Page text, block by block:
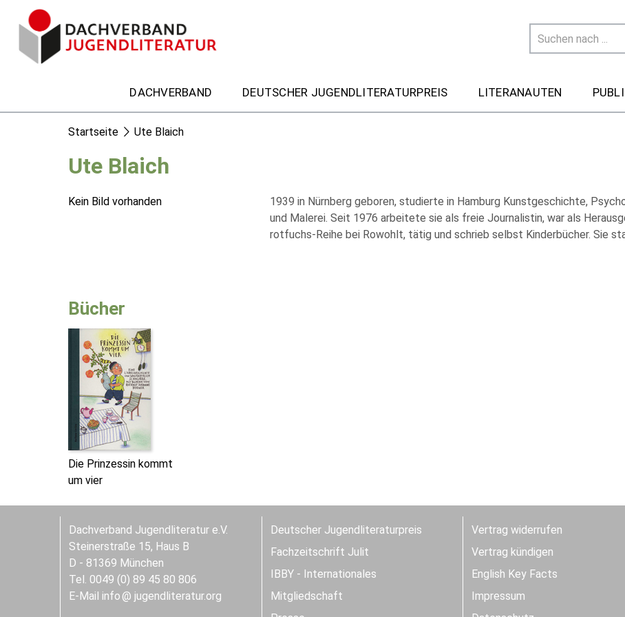
DACHVERBAND DEUTSCHER JUGENDLITERATURPREIS LITERANAUTEN
Startseite Ute Blaich
Ute Blaich
Kein Bild vorhanden
1939 in Nürnberg geboren, studierte in Hamburg Kunstgeschichte,
und Malerei. Seit 1976 arbeitete sie als freie Journalistin, war als
rotfuchs-Reihe bei Rowohlt, tätig und schrieb selbst Kinderbücher. Sie
Bücher
Die Prinzessin kommt
um vier
Dachverband Jugendliteratur e.V.
Steinerstraße 15, Haus B
D - 81369 München
Tel. 0049 (0) 89 45 80 806
E-Mail info jugendliteratur.org
Deutscher Jugendliteraturpreis
Fachzeitschrift Julit
IBBY - Internationales
Mitgliedschaft
Vertrag widerrufen
Vertrag kündigen
English Key Facts
Impressum